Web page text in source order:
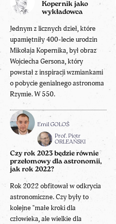
Kopernik jako
wykładowca
Jednym z licznych dzieł, które
upamiętniły 400-lecie urodzin
Mikołaja Kopernika, był obraz
Wojciecha Gersona, który
powstał z inspiracji wzmiankami
o pobycie genialnego astronoma
Rzymie. W 550.
Emil GOŁOŚ
Prof. Piotr
ORLEAŃSKI
Czy rok 2023 będzie równie
przełomowy dla astronomii,
jak rok 2022?
Rok 2022 obfitował w odkrycia
astronomiczne. Czy były to
kolejne "małe kroki dla
człowieka, ale wielkie dla